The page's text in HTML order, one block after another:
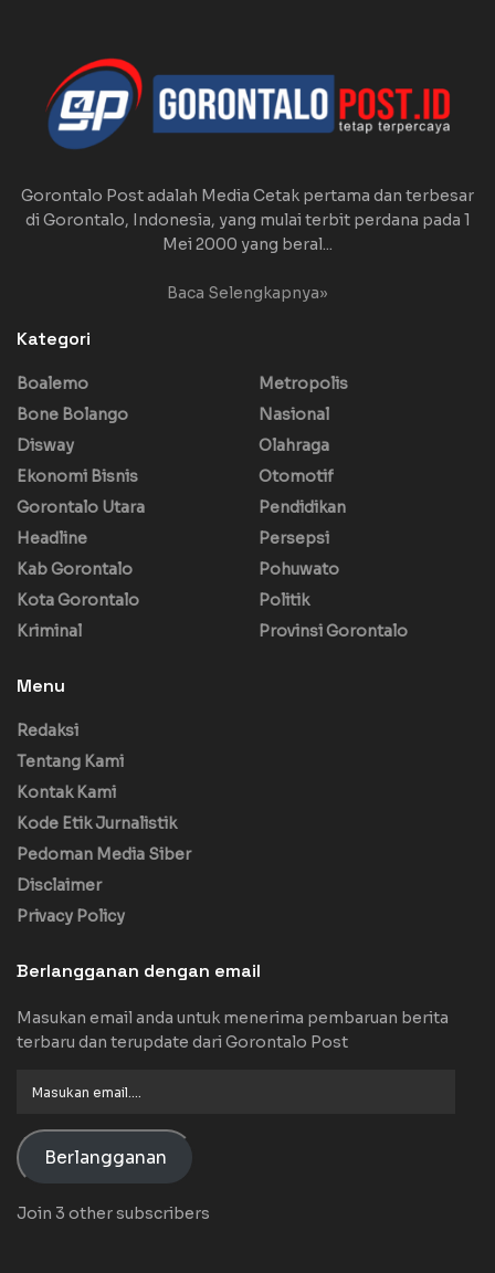
Gorontalo Post adalah Media Cetak pertama dan terbesar
di Gorontalo, Indonesia, yang mulai terbit perdana pada 1
Mei 2000 yang beral...
Baca Selengkapnya»
Kategori
Boalemo
Bone Bolango
Disway
Ekonomi Bisnis
Gorontalo Utara
Headline
Kab Gorontalo
Kota Gorontalo
Kriminal
Metropolis
Nasional
Olahraga
Otomotif
Pendidikan
Persepsi
Pohuwato
Politik
Provinsi Gorontalo
Menu
Redaksi
Tentang Kami
Kontak Kami
Kode Etik Jurnalistik
Pedoman Media Siber
Disclaimer
Privacy Policy
Berlangganan dengan email
Masukan email anda untuk menerima pembaruan berita
terbaru dan terupdate dari Gorontalo Post
Berlangganan
Join 3 other subscribers